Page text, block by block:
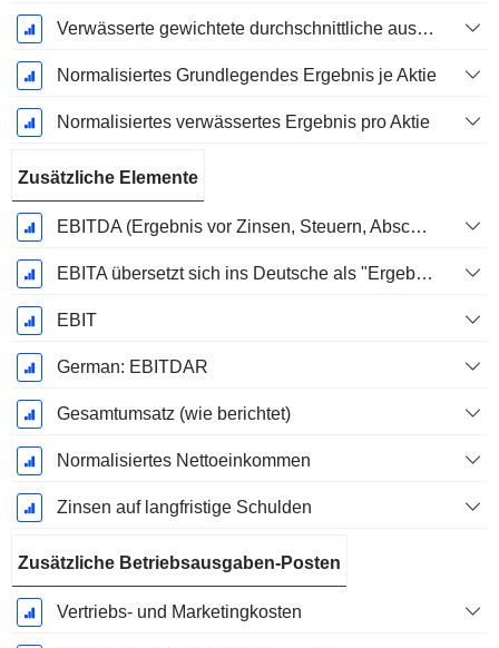
Verwässerte gewichtete durchschnittliche ausstehende Aktien
Normalisiertes Grundlegendes Ergebnis je Aktie
Normalisiertes verwässertes Ergebnis pro Aktie
Zusätzliche Elemente
EBITDA (Ergebnis vor Zinsen, Steuern, Abschreibungen auf immaterielle Vermögenswerte und Sachanlagen)
EBITA übersetzt sich ins Deutsche als "Ergebnis vor Zinsen, Steuern und Abschreibungen".
EBIT
German: EBITDAR
Gesamtumsatz (wie berichtet)
Normalisiertes Nettoeinkommen
Zinsen auf langfristige Schulden
Zusätzliche Betriebsausgaben-Posten
Vertriebs- und Marketingkosten